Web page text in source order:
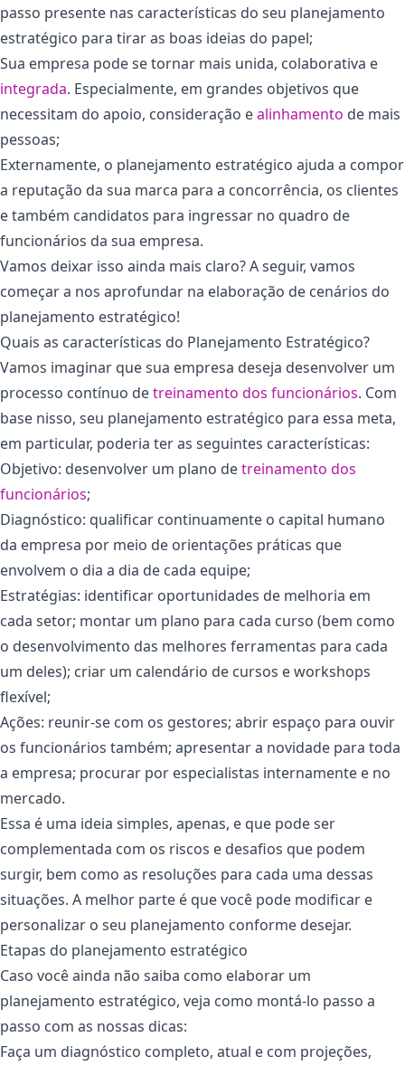
passo presente nas características do seu planejamento
estratégico para tirar as boas ideias do papel;
Sua empresa pode se tornar mais unida, colaborativa e
integrada. Especialmente, em grandes objetivos que
necessitam do apoio, consideração ealinhamento de mais
pessoas;
Externamente, o planejamento estratégico ajuda a compor
a reputação da sua marca para a concorrência, os clientes
e também candidatos para ingressar no quadro de
funcionários da sua empresa.
Vamos deixar isso ainda mais claro? A seguir, vamos
começar a nos aprofundar na elaboração de cenários do
planejamento estratégico!
Quais as características do Planejamento Estratégico?
Vamos imaginar que sua empresa deseja desenvolver um
processo contínuo detreinamento dos funcionários. Com
base nisso, seu planejamento estratégico para essa meta,
em particular, poderia ter as seguintes características:
Objetivo: desenvolver um plano detreinamento dos
funcionários;
Diagnóstico: qualificar continuamente o capital humano
da empresa por meio de orientações práticas que
envolvem o dia a dia de cada equipe;
Estratégias: identificar oportunidades de melhoria em
cada setor; montar um plano para cada curso (bem como
o desenvolvimento das melhores ferramentas para cada
um deles); criar um calendário de cursos e workshops
flexível;
Ações: reunir-se com os gestores; abrir espaço para ouvir
os funcionários também; apresentar a novidade para toda
a empresa; procurar por especialistas internamente e no
mercado.
Essa é uma ideia simples, apenas, e que pode ser
complementada com os riscos e desafios que podem
surgir, bem como as resoluções para cada uma dessas
situações. A melhor parte é que você pode modificar e
personalizar o seu planejamento conforme desejar.
Etapas do planejamento estratégico
Caso você ainda não saiba como elaborar um
planejamento estratégico, veja como montá-lo passo a
passo com as nossas dicas:
Faça um diagnóstico completo, atual e com projeções,